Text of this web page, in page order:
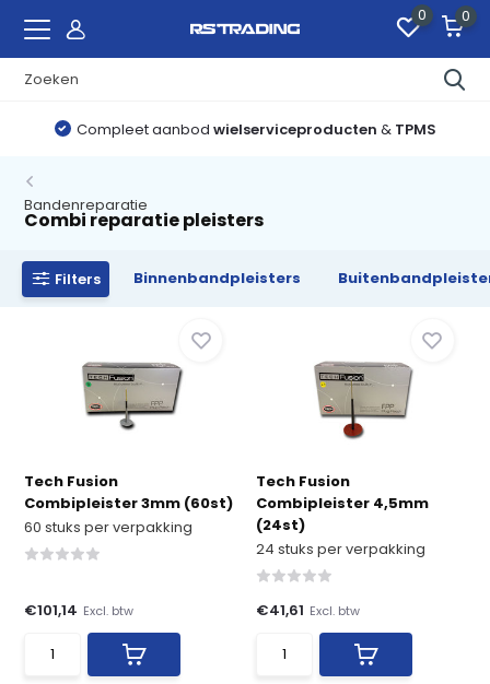
0 0
Compleet aanbod wielserviceproducten & TPMS
Bandenreparatie
Combi reparatie pleisters
Filters Binnenbandpleisters
Tech Fusion
Combipleister 3mm (60st)
60 stuks per verpakking
€101,14 Excl. btw
Tech Fusion
Combipleister 4,5mm
(24st)
24 stuks per verpakking
€41,61 Excl. btw